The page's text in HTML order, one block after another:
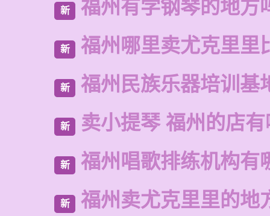
新 福州有学钢琴的地方
新 福州哪里卖尤克里里
新 福州民族乐器培训基
新 卖小提琴 福州的店
新 福州唱歌排练机构有
新 福州卖尤克里里的地